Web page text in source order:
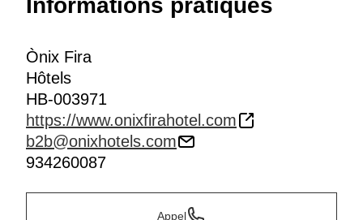
Informations pratiques
Ònix Fira
Hôtels
HB-003971
https://www.onixfirahotel.com
b2b@onixhotels.com
934260087
Appel